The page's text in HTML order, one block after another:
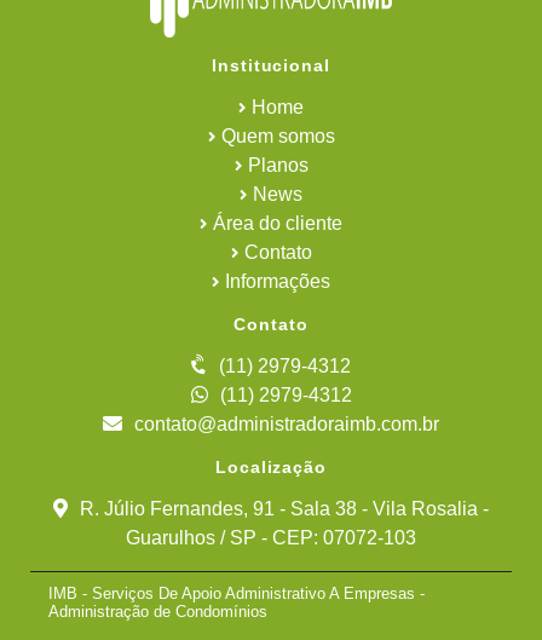
Institucional
Home
Quem somos
Planos
News
Área do cliente
Contato
Informações
Contato
(11) 2979-4312
(11) 2979-4312
contato@administradoraimb.com.br
Localização
R. Júlio Fernandes, 91 - Sala 38 - Vila Rosalia -
Guarulhos / SP - CEP: 07072-103
IMB - Serviços De Apoio Administrativo A Empresas -
Administração de Condomínios